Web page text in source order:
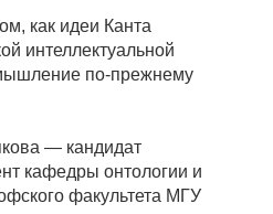
как идеи Канта
интеллектуальной
по-прежнему
— кандидат
кафедры онтологии и
факультета МГУ